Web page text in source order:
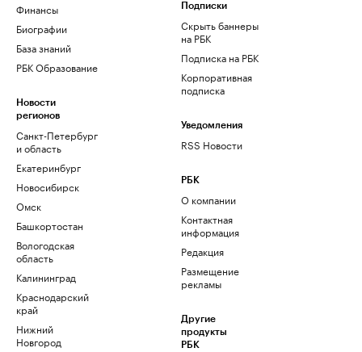
Финансы
Биографии
База знаний
РБК Образование
Новости
регионов
Санкт-Петербург
и область
Екатеринбург
Новосибирск
Омск
Башкортостан
Вологодская
область
Калининград
Краснодарский
край
Нижний
Новгород
Подписки
Скрыть баннеры
на РБК
Подписка на РБК
Корпоративная
подписка
Уведомления
RSS Новости
РБК
О компании
Контактная
информация
Редакция
Размещение
рекламы
Другие
продукты
РБК